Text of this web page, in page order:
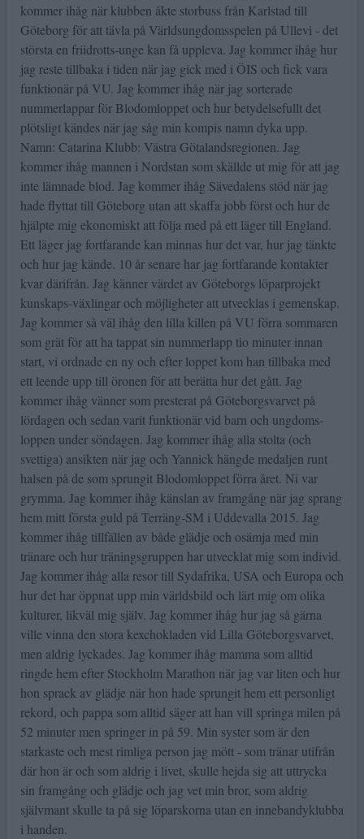
kommer ihåg när klubben åkte storbuss från Karlstad till
Göteborg för att tävla på Världsungdomsspelen på Ullevi - det
största en friidrotts-unge kan få uppleva. Jag kommer ihåg hur
jag reste tillbaka i tiden när jag gick med i ÖIS och fick vara
funktionär på VU. Jag kommer ihåg när jag sorterade
nummerlappar för Blodomloppet och hur betydelsefullt det
plötsligt kändes när jag såg min kompis namn dyka upp.
Namn: Catarina Klubb: Västra Götalandsregionen. Jag
kommer ihåg mannen i Nordstan som skällde ut mig för att jag
inte lämnade blod. Jag kommer ihåg Sävedalens stöd när jag
hade flyttat till Göteborg utan att skaffa jobb först och hur de
hjälpte mig ekonomiskt att följa med på ett läger till England.
Ett läger jag fortfarande kan minnas hur det var, hur jag tänkte
och hur jag kände. 10 år senare har jag fortfarande kontakter
kvar därifrån. Jag känner värdet av Göteborgs löparprojekt
kunskaps-växlingar och möjligheter att utvecklas i gemenskap.
Jag kommer så väl ihåg den lilla killen på VU förra sommaren
som grät för att ha tappat sin nummerlapp tio minuter innan
start, vi ordnade en ny och efter loppet kom han tillbaka med
ett leende upp till öronen för att berätta hur det gått. Jag
kommer ihåg vänner som presterat på Göteborgsvarvet på
lördagen och sedan varit funktionär vid barn och ungdoms-
loppen under söndagen. Jag kommer ihåg alla stolta (och
svettiga) ansikten när jag och Yannick hängde medaljen runt
halsen på de som sprungit Blodomloppet förra året. Ni var
grymma. Jag kommer ihåg känslan av framgång när jag sprang
hem mitt första guld på Terräng-SM i Uddevalla 2015. Jag
kommer ihåg tillfällen av både glädje och osämja med min
tränare och hur träningsgruppen har utvecklat mig som individ.
Jag kommer ihåg alla resor till Sydafrika, USA och Europa och
hur det har öppnat upp min världsbild och lärt mig om olika
kulturer, likväl mig själv. Jag kommer ihåg hur jag så gärna
ville vinna den stora kexchokladen vid Lilla Göteborgsvarvet,
men aldrig lyckades. Jag kommer ihåg mamma som alltid
ringde hem efter Stockholm Marathon när jag var liten och hur
hon sprack av glädje när hon hade sprungit hem ett personligt
rekord, och pappa som alltid säger att han vill springa milen på
52 minuter men springer in på 59. Min syster som är den
starkaste och mest rimliga person jag mött - som tränar utifrån
där hon är och som aldrig i livet, skulle hejda sig att uttrycka
sin framgång och glädje och jag vet min bror, som aldrig
självmant skulle ta på sig löparskorna utan en innebandyklubba
i handen.